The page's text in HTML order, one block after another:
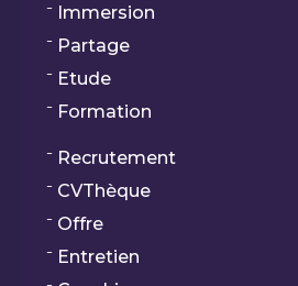
Immersion
Partage
Etude
Formation
Recrutement
CVThèque
Offre
Entretien